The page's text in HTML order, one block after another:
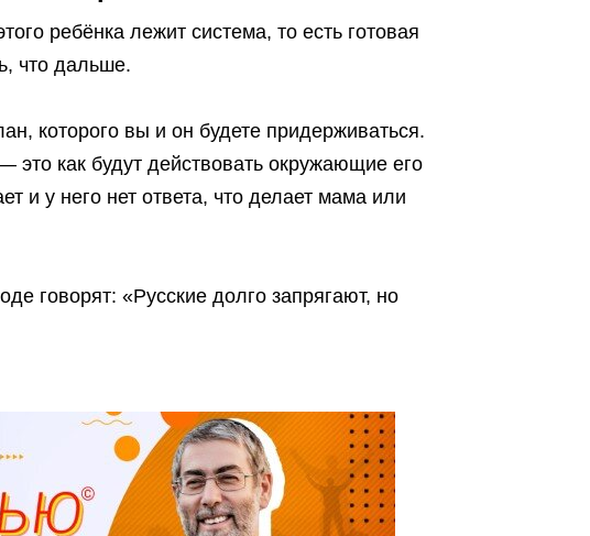
ребёнка лежит система, то есть готовая
что дальше.
которого вы и он будете придерживаться.
как будут действовать окружающие его
и у него нет ответа, что делает мама или
говорят: «Русские долго запрягают, но